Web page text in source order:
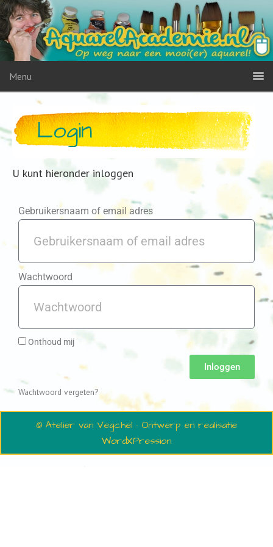
Menu
Login
U kunt hieronder inloggen
Gebruikersnaam of email adres
Wachtwoord
Onthoud mij
Inloggen
Wachtwoord vergeten?
© Atelier van Vegchel · Ontwerp en realisatie
WordXPression